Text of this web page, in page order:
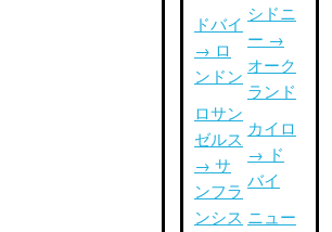
ドバイ
→ ロ
ンドン
ロサン
ゼルス
→ サ
ンフラ
ンシス
シドニ
ー →
オーク
ランド
カイロ
→ ド
バイ
ニュー